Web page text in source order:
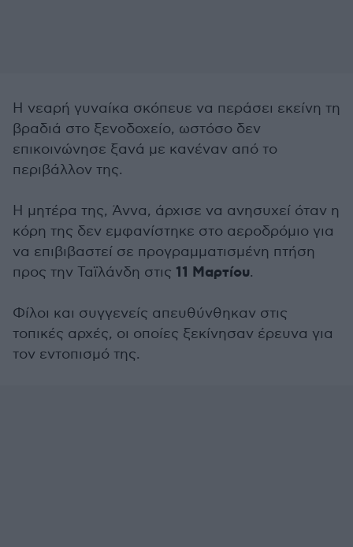
Η νεαρή γυναίκα σκόπευε να περάσει εκείνη τη
βραδιά στο ξενοδοχείο, ωστόσο δεν
επικοινώνησε ξανά με κανέναν από το
περιβάλλον της.
Η μητέρα της, Άννα, άρχισε να ανησυχεί όταν η
κόρη της δεν εμφανίστηκε στο αεροδρόμιο για
να επιβιβαστεί σε προγραμματισμένη πτήση
προς την Ταϊλάνδη στις 11 Μαρτίου.
Φίλοι και συγγενείς απευθύνθηκαν στις
τοπικές αρχές, οι οποίες ξεκίνησαν έρευνα για
τον εντοπισμό της.